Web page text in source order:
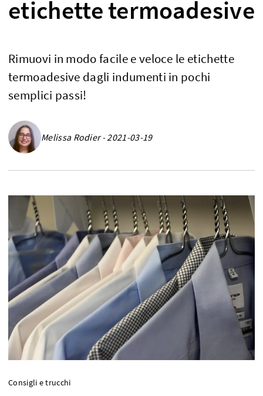
etichette termoadesive
Rimuovi in modo facile e veloce le etichette
termoadesive dagli indumenti in pochi
semplici passi!
Melissa Rodier - 2021-03-19
Consigli e trucchi